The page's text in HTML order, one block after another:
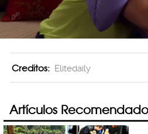
Creditos: Elitedaily
Artículos